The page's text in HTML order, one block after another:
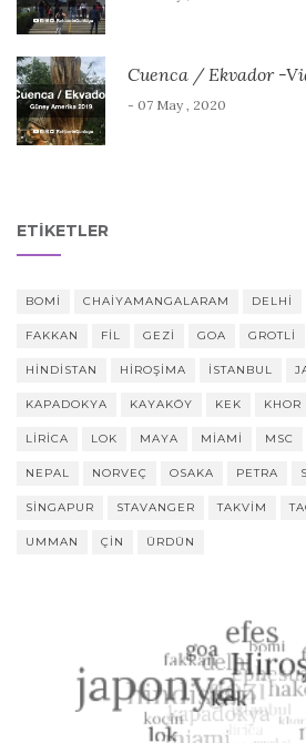
Cuenca / Ekvador -
- 07 May , 2020
ETIKETLER
BOMI CHAIYAMANGALARAM DELHI
FAKKAN FIL GEZI GOA GROTLI
HINDISTAN HIROŞIMA ISTANBUL
KAPADOKYA KAYAKÖY KEK KHOR
LIRICA LOK MAYA MIAMI MSC
NEPAL NORVEÇ OSAKA PETRA
SINGAPUR STAVANGER TAKVIM
UMMAN ÇIN ÜRDÜN